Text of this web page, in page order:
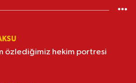
özlediğimiz hekim portresi